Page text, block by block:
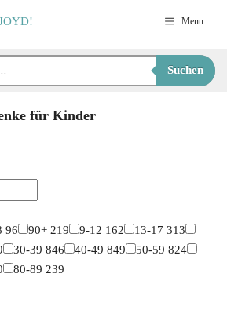
Menu
Suchen
für Kinder
96 90+ 219 9-12 162 13-17 313
30-39 846 40-49 849 50-59 824
80-89 239